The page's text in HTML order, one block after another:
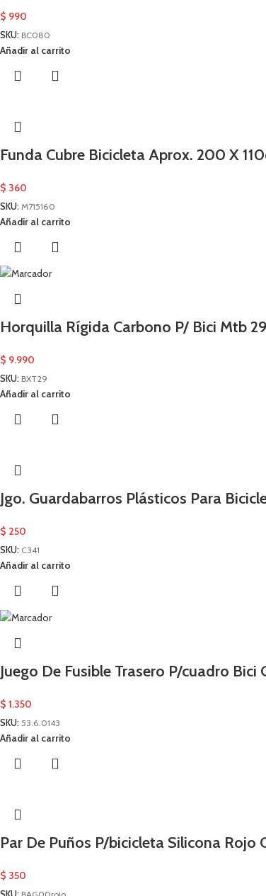
$ 990
SKU: BC080
Añadir al carrito
Funda Cubre Bicicleta Aprox. 200 X
$ 360
SKU: M715160
Añadir al carrito
Horquilla Rígida Carbono P/ Bici Mtb
$ 9.990
SKU: BXT29
Añadir al carrito
Jgo. Guardabarros Plásticos Para
$ 250
SKU: C341
Añadir al carrito
Juego De Fusible Trasero P/cuadro Bici
$ 1.350
SKU: 53.6.0143
Añadir al carrito
Par De Puños P/bicicleta Silicona
$ 350
SKU: BAG00rojo